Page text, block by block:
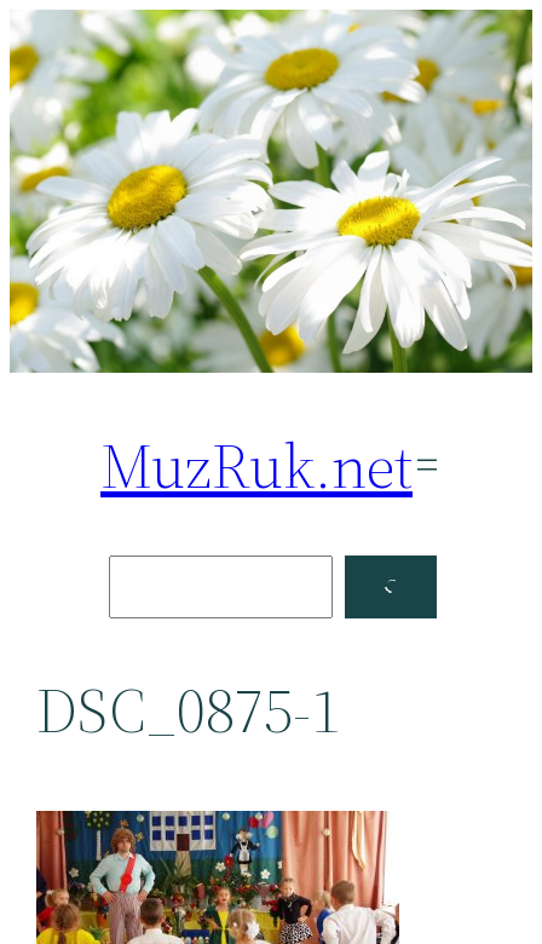
Перейти
к
содержимому
MuzRuk.net
Facebook
DSC_0875-1